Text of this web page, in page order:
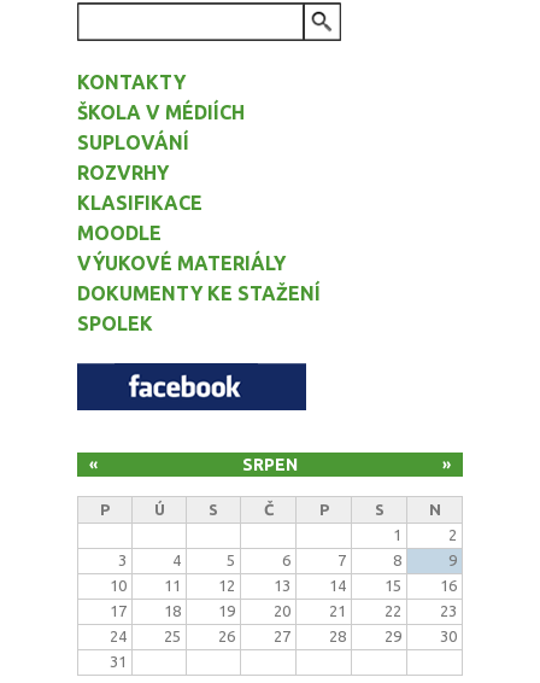
KONTAKTY
ŠKOLA V MÉDIÍCH
SUPLOVÁNÍ
ROZVRHY
KLASIFIKACE
MOODLE
VÝUKOVÉ MATERIÁLY
DOKUMENTY KE STAŽENÍ
SPOLEK
SRPEN
« »
P Ú S Č P S
N
1
2
3
4 5 6 7 8
9
10
11 12 13 14 15
16
17
18 19 20 21 22
23
24
25 26 27 28 29
30
31